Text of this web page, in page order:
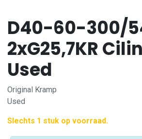
D40-60-300/
2xG25,7KR
Used
Original Kramp
Used
Slechts 1 stuk op voorraad.